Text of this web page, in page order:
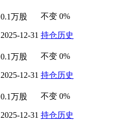
0.1万股
2025-12-31
不变 0%
持仓历史
0.1万股
2025-12-31
不变 0%
持仓历史
0.1万股
2025-12-31
不变 0%
持仓历史